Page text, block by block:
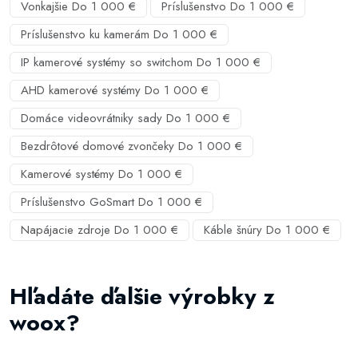
Vonkajšie Do 1 000 €
Príslušenstvo Do 1 000 €
Príslušenstvo ku kamerám Do 1 000 €
IP kamerové systémy so switchom Do 1 000 €
AHD kamerové systémy Do 1 000 €
Domáce videovrátniky sady Do 1 000 €
Bezdrôtové domové zvončeky Do 1 000 €
Kamerové systémy Do 1 000 €
Príslušenstvo GoSmart Do 1 000 €
Napájacie zdroje Do 1 000 €
Káble šnúry Do 1 000 €
Hľadáte ďalšie výrobky z
woox?